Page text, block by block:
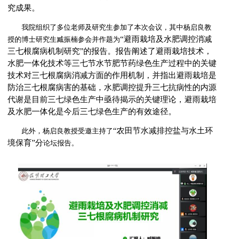
究成果。
我院组织了多位老师及研究生参加了本次会议，其中杨启良教
授的博士研究生臧振楠参会并作题为“避雨栽培及水肥调控消减
三七根腐病机制研究”的报告。报告阐述了避雨栽培技术，
水肥一体化技术等三七节水节肥节药绿色生产过程中的关键
技术对三七根腐病消减方面的作用机制，并指出避雨栽培是
防治三七根腐病害的基础，水肥调控提升三七抗病性的内源
代谢是目前三七绿色生产中亟待揭示的关键理论，避雨栽培
及水肥一体化是今后三七绿色生产的有效途径。
此外，杨启良教授受邀主持了“农田节水减排控盐与水土环
境保育”分论坛报告。